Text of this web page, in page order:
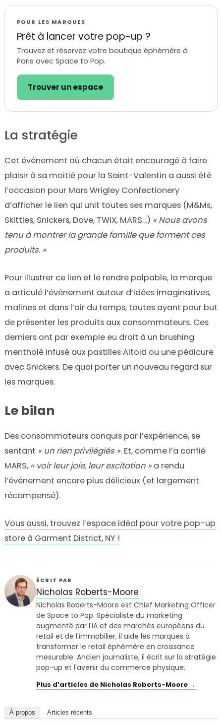
POUR LES MARQUES
Prêt à lancer votre pop-up ?
Trouvez et réservez votre boutique éphémère à
Paris avec Space to Pop.
Trouver un espace
La stratégie
Cet événement où chacun était encouragé à faire
plaisir à sa moitié pour la Saint-Valentin a aussi été
l’occasion pour Mars Wrigley Confectionery
d’afficher le lien qui unit toutes ses marques (M&Ms,
Skittles, Snickers, Dove, TWiX, MARS…) « Nous avons
tenu à montrer la grande famille que forment ces
produits. »
Pour illustrer ce lien et le rendre palpable, la marque
a articulé l’événement autour d’idées imaginatives,
malines et dans l’air du temps, toutes ayant pour but
de présenter les produits aux consommateurs. Ces
derniers ont par exemple eu droit à un brushing
mentholé infusé aux pastilles Altoid ou une pédicure
avec Snickers. De quoi porter un nouveau regard sur
les marques.
Le bilan
Des consommateurs conquis par l’expérience, se
sentant « un rien privilégiés ». Et, comme l’a confié
MARS, « voir leur joie, leur excitation »a rendu
l’événement encore plus délicieux (et largement
récompensé).
Vous aussi, trouvez l’espace idéal pour votre pop-up
store à Garment District, NY !
ÉCRIT PAR
Nicholas Roberts-Moore
Nicholas Roberts-Moore est Chief Marketing Officer
de Space to Pop. Spécialiste du marketing
augmenté par l'IA et des marchés européens du
retail et de l'immobilier, il aide les marques à
transformer le retail éphémère en croissance
mesurable. Ancien journaliste, il écrit sur la stratégie
pop-up et l'avenir du commerce physique.
Plus d’articles de Nicholas Roberts-Moore →
À propos Articles récents